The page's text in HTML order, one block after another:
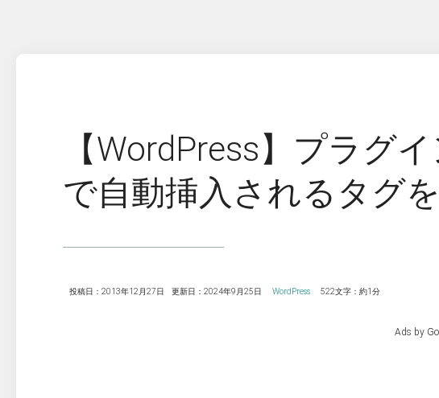
【WordPress】プラグ
で自動挿入されるタグ
投稿日：2013年12月27日 更新日：2024年9月25日 WordPress 522文字：約1分
Ads by